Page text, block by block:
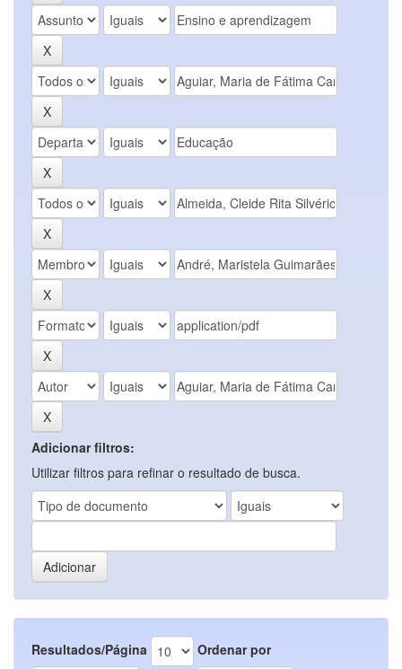
Adicionar filtros:
Utilizar filtros para refinar o resultado de busca.
Resultados/Página Ordenar por